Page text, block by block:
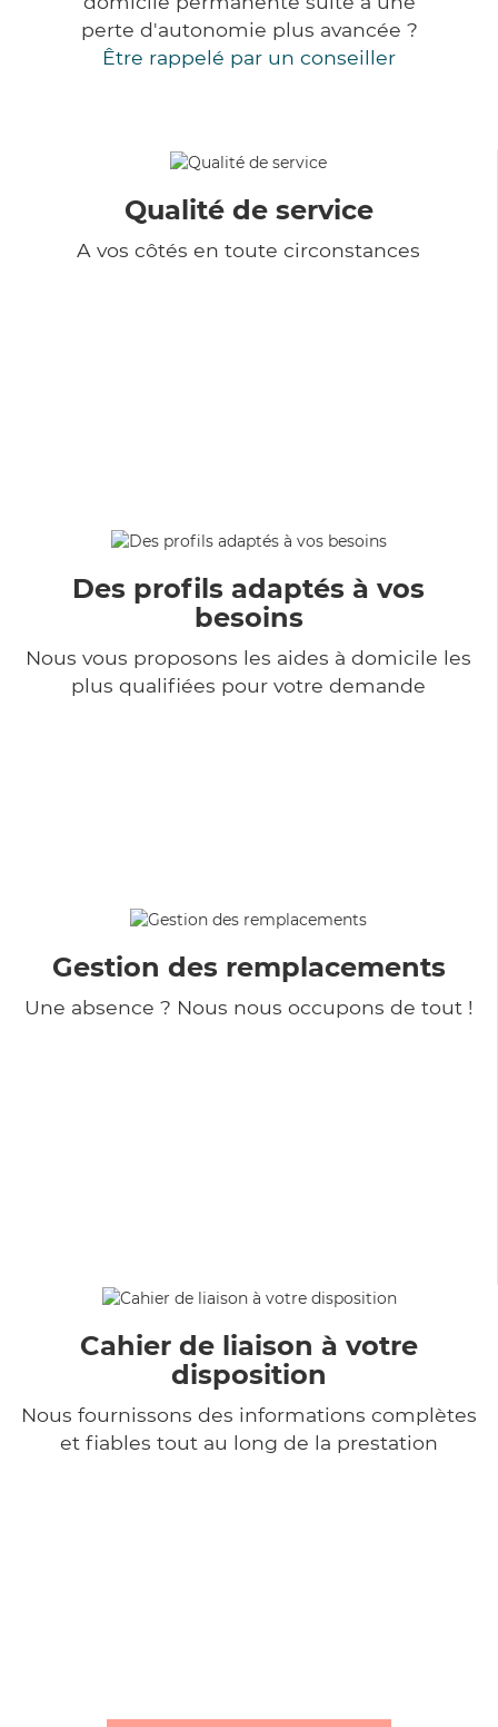
perte d'autonomie plus avancée ?
Être rappelé par un conseiller
Qualité de service
A vos côtés en toute circonstances
Des profils adaptés à vos
besoins
Nous vous proposons les aides à domicile les
plus qualifiées pour votre demande
Gestion des remplacements
Une absence ? Nous nous occupons de tout !
Cahier de liaison à votre
disposition
Nous fournissons des informations complètes
et fiables tout au long de la prestation